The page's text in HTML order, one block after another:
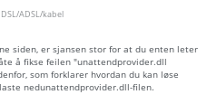
ADSL/kabel
siden, er sjansen stor for at du enten leter
å fikse feilen "unattendprovider.dll
som forklarer hvordan du kan løse
nedunattendprovider.dll-filen.